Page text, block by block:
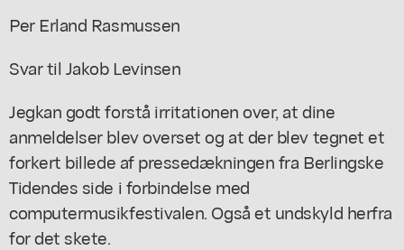
Per Erland Rasmussen
Svar til Jakob Levinsen
Jegkan godt forstå irritationen over, at dine
anmeldelser blev overset og at der blev tegnet et
forkert billede af pressedækningen fra Berlingske
Tidendes side i forbindelse med
computermusikfestivalen. Også et undskyld herfra
for det skete.